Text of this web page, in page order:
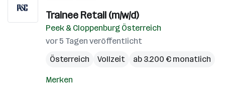
Trainee Retail (m/w/d)
Peek & Cloppenburg Österreich
vor 5 Tagen veröffentlicht
Österreich
Vollzeit ab 3.200 € monatlich
Merken